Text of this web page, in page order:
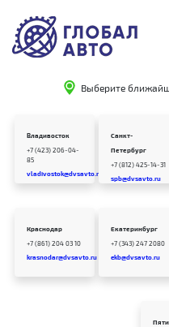
Выберите
Владивосток
+7 (423) 206-04-
85
vladivostok@dvsavto.ru
Санкт-
Петербург
+7 (812) 425-14-31
spb@dvsavto.ru
Краснодар
+7 (861) 204 03 10
krasnodar@dvsavto.ru
Екатеринбург
+7 (343) 247 2080
ekb@dvsavto.ru